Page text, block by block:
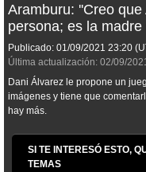
Aramburu: ''Creo
persona; es la
Publicado: 01/09/2021 23:20
Última actualización: 02/09/
Dani Álvarez le propone un
imágenes y tiene que
hay más.
SI TE INTERESÓ ESTO,
TEMAS